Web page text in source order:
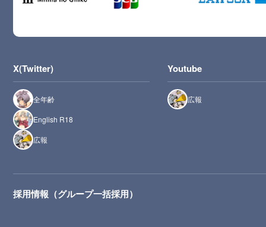
X(Twitter)
全年齢
English R18
広報
Youtube
広報
採用情報（グループ一括採用）